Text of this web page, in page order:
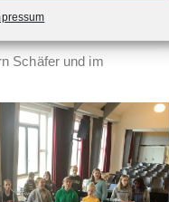
am
Schäfer und im